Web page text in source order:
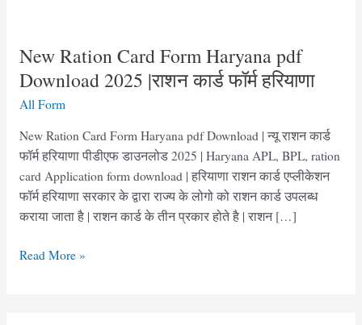
New Ration Card Form Haryana pdf
Download 2025 |राशन कार्ड फॉर्म हरियाणा
All Form
New Ration Card Form Haryana pdf Download | न्यू राशन कार्ड
फॉर्म हरियाणा पीडीएफ डाउनलोड 2025 | Haryana APL, BPL, ration
card Application form download | हरियाणा राशन कार्ड एप्लीकेशन
फॉर्म हरियाणा सरकार के द्वारा राज्य के लोगो को राशन कार्ड उपलब्ध
कराया जाता है | राशन कार्ड के तीन प्रकार होते है | राशन […]
New
Read More »